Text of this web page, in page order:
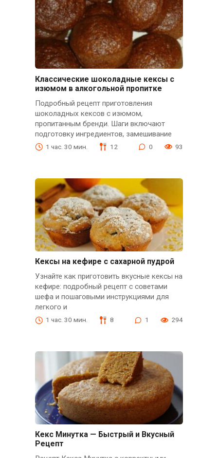
Классические шоколадные кексы с
изюмом в алкогольной пропитке
Подробный рецепт приготовления
шоколадных кексов с изюмом,
пропитанным бренди. Шаги включают
подготовку ингредиентов, замешивание
1 час. 30 мин. 12 0 93
Кексы на кефире с сахарной пудрой
Узнайте как приготовить вкусные кексы на
кефире: подробный рецепт с советами
шефа и пошаговыми инструкциями для
легкого и
1 час. 30 мин. 8 1 294
Кекс Минутка — Быстрый и Вкусный
Рецепт